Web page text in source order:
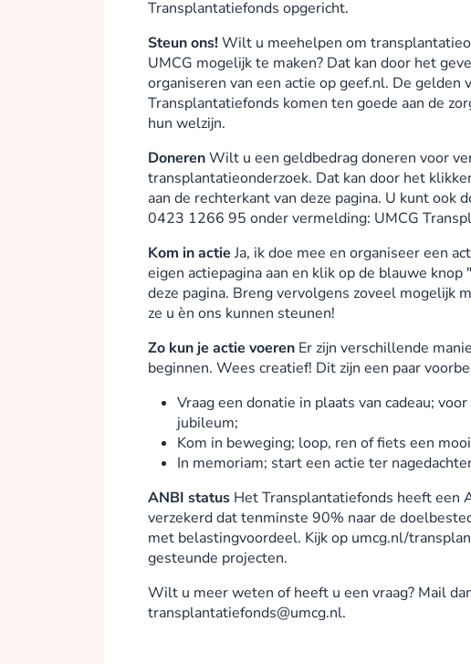
Transplantatiefonds opgericht.
Steun ons!Wilt u meehelpen om
UMCG mogelijk te maken? Dat kan door het
organiseren van een actie op geef.nl. De gelden
Transplantatiefonds komen ten goede aan de
hun welzijn.
DonerenWilt u een geldbedrag doneren voor
transplantatieonderzoek. Dat kan door het
aan de rechterkant van deze pagina. U kunt ook
0423 1266 95 onder vermelding: UMCG
Kom in actieJa, ik doe mee en organiseer een
eigen actiepagina aan en klik op de blauwe
deze pagina. Breng vervolgens zoveel mogelijk
ze u èn ons kunnen steunen!
Zo kun je actie voeren Er zijn verschillende
beginnen. Wees creatief! Dit zijn een paar
Vraag een donatie in plaats van cadeau;
jubileum;
Kom in beweging; loop, ren of fiets een
In memoriam; start een actie ter
ANBI status Het Transplantatiefonds heeft een
verzekerd dat tenminste 90% naar de
met belastingvoordeel. Kijk op umcg.nl/
gesteunde projecten.
Wilt u meer weten of heeft u een vraag? Mail
transplantatiefonds@umcg.nl.